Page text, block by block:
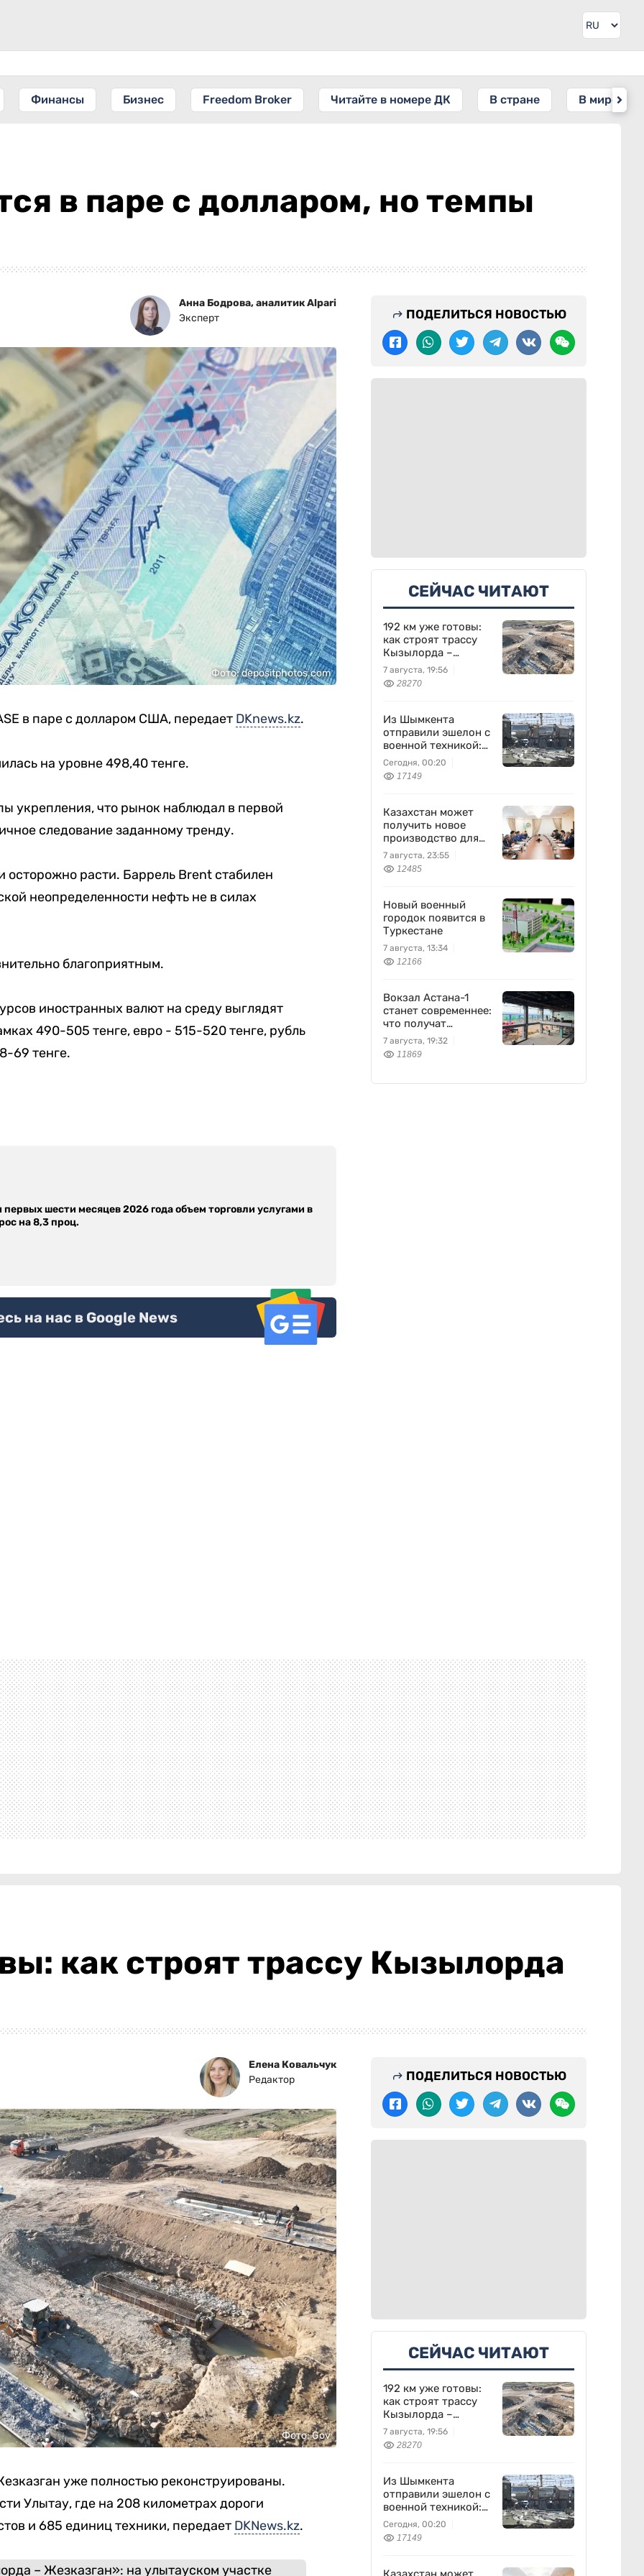
Финансы Бизнес Freedom Broker Читайте в номере ДК В стране В мире
в паре с долларом, но темпы
Анна Бодрова, аналитик Alpari
Эксперт
Фото: depositphotos.com
в паре с долларом США, передает DKnews.kz.
на уровне 498,40 тенге.
укрепления, что рынок наблюдал в первой
следование заданному тренду.
расти. Баррель Brent стабилен
неопределенности нефть не в силах
благоприятным.
иностранных валют на среду выглядят
490-505 тенге, евро - 515-520 тенге, рубль
69 тенге.
первых шести месяцев 2026 года объем торговли услугами в
на 8,3 проц.
на нас в Google News
ПОДЕЛИТЬСЯ НОВОСТЬЮ
СЕЙЧАС ЧИТАЮТ
192 км уже готовы:
как строят трассу
Кызылорда –
Жезказган
7 августа, 19:56
28270
Из Шымкента
отправили эшелон с
военной техникой:
что известно
Сегодня, 00:20
17149
Казахстан может
получить новое
производство для
химпрома и
энергетики
7 августа, 23:55
12485
Новый военный
городок появится в
Туркестане
7 августа, 13:34
12166
Вокзал Астана-1
станет современнее:
что получат
пассажиры
7 августа, 19:32
11869
как строят трассу Кызылорда
Елена Ковальчук
Редактор
Фото: Gov
уже полностью реконструированы.
Улытау, где на 208 километрах дороги
и 685 единиц техники, передает DKNews.kz.
ПОДЕЛИТЬСЯ НОВОСТЬЮ
СЕЙЧАС ЧИТАЮТ
192 км уже готовы:
как строят трассу
Кызылорда –
Жезказган
7 августа, 19:56
28270
Из Шымкента
отправили эшелон с
военной техникой:
что известно
Сегодня, 00:20
17149